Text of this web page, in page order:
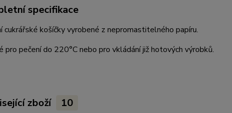
specifikace
cukrářské košíčky vyrobené z nepromastitelného papíru.
pro pečení do 220°C nebo pro vkládání již hotových výrobků.
zboží 10